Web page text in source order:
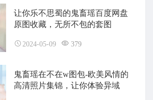
让你乐不思蜀的鬼畜瑶百度网盘
原图收藏，无所不包的套图
2024-05-09 379
鬼畜瑶在不在w图包-欧美风情的
高清照片集锦，让你体验异域